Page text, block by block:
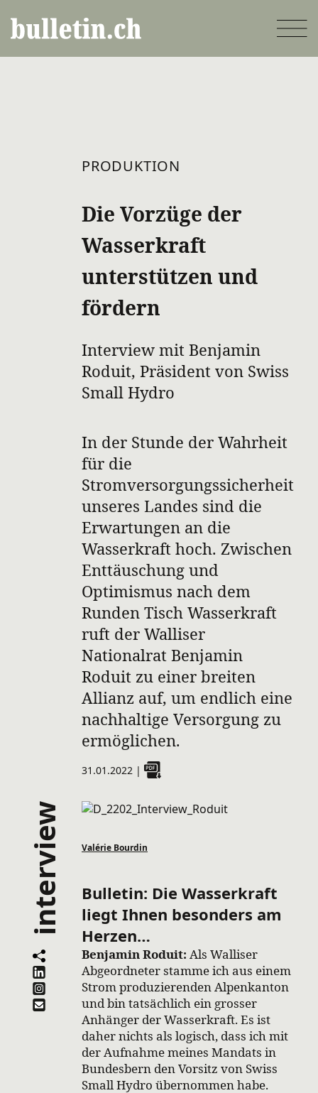
zum
Inhalt
interview
PRODUKTION
Die Vorzüge der
Wasserkraft
unterstützen und
fördern
Interview mit Benjamin
Roduit, Präsident von Swiss
Small Hydro
In der Stunde der Wahrheit
für die
Stromversorgungssicherheit
unseres Landes sind die
Erwartungen an die
Wasserkraft hoch. Zwischen
Enttäuschung und
Optimismus nach dem
Runden Tisch Wasserkraft
ruft der Walliser
Nationalrat Benjamin
Roduit zu einer breiten
Allianz auf, um endlich eine
nachhaltige Versorgung zu
ermöglichen.
31.01.2022 |
Valérie Bourdin
Bulletin: Die Wasserkraft
liegt Ihnen besonders am
Herzen…
Benjamin Roduit: Als Walliser
Abgeordneter stamme ich aus einem
Strom produzierenden Alpenkanton
und bin tatsächlich ein grosser
Anhänger der Wasserkraft. Es ist
daher nichts als logisch, dass ich mit
der Aufnahme meines Mandats in
Bundesbern den Vorsitz von Swiss
Small Hydro übernommen habe.